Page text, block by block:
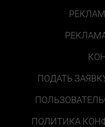
ПОДАТЬ
ПОЛИТИКА